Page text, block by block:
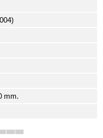
mm.